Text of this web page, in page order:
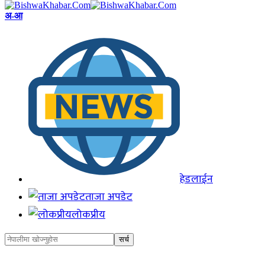
अ-आ
हेडलाईन
ताजा अपडेट
लोकप्रीय